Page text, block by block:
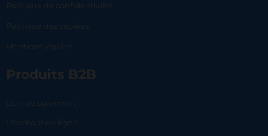
Politique de confidentialité
Politique des cookies
Mentions légales
Produits B2B
Lien de paiement
Checkout en ligne